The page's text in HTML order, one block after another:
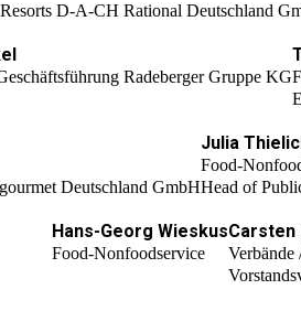
D-A-CH Rational Deutschland
Radeberger Gruppe KG
Deutschland GmbH
Julia
Food-
Head of
Hans-Georg Wieskus
Food-Nonfoodservice
Carsten